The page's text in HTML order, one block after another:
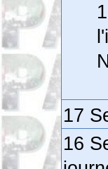
17
16